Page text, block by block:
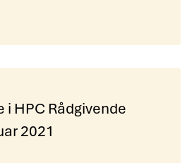
i HPC Rådgivende
2021